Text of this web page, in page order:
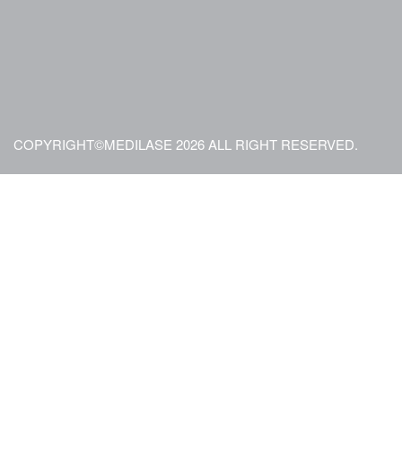
COPYRIGHT©MEDILASE 2026 ALL RIGHT RESERVED.